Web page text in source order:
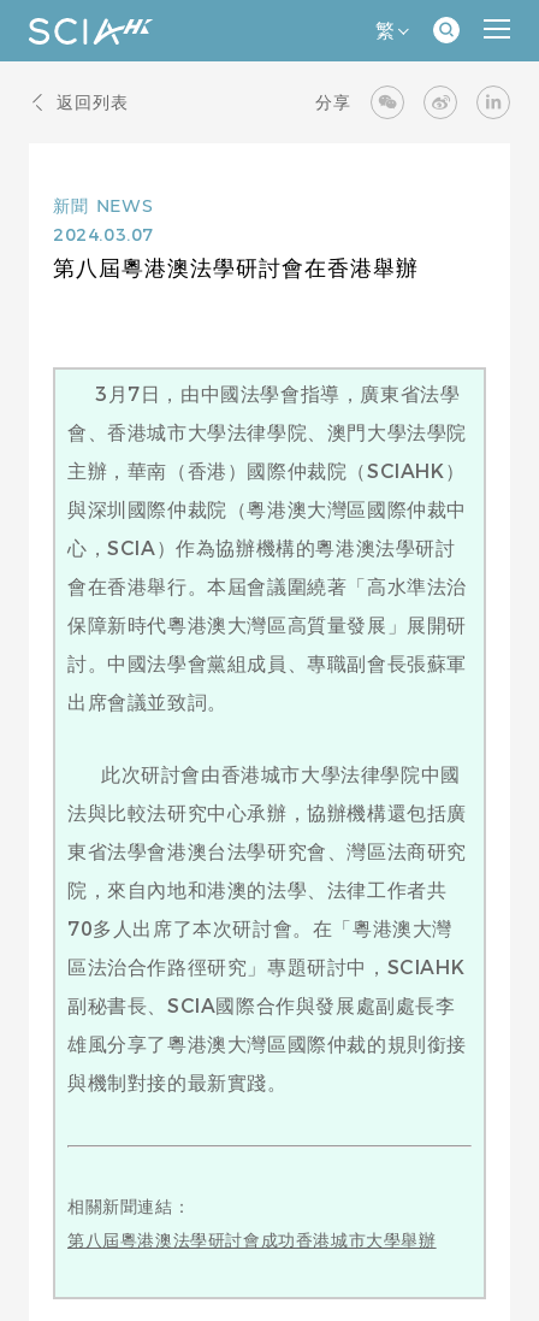
繁
返回列表 分享
新聞 NEWS
2024.03.07
第八屆粵港澳法學研討會在香港舉辦
3月7日，由中國法學會指導，廣東省法學
會、香港城市大學法律學院、澳門大學法學院
主辦，華南（香港）國際仲裁院（SCIAHK）
與深圳國際仲裁院（粵港澳大灣區國際仲裁中
心，SCIA）作為協辦機構的粵港澳法學研討
會在香港舉行。本屆會議圍繞著「高水準法治
保障新時代粵港澳大灣區高質量發展」展開研
討。中國法學會黨組成員、專職副會長張蘇軍
出席會議並致詞。
此次研討會由香港城市大學法律學院中國
法與比較法研究中心承辦，協辦機構還包括廣
東省法學會港澳台法學研究會、灣區法商研究
院，來自內地和港澳的法學、法律工作者共
70多人出席了本次研討會。在「粵港澳大灣
區法治合作路徑研究」專題研討中，SCIAHK
副秘書長、SCIA國際合作與發展處副處長李
雄風分享了粵港澳大灣區國際仲裁的規則銜接
與機制對接的最新實踐。
相關新聞連結：
第八屆粵港澳法學研討會成功香港城市大學舉辦